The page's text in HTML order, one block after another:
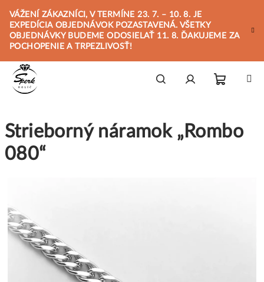
obsah
VÁŽENÍ ZÁKAZNÍCI, V TERMÍNE 23. 7. – 10. 8. JE
EXPEDÍCIA OBJEDNÁVOK POZASTAVENÁ. VŠETKY
OBJEDNÁVKY BUDEME ODOSIELAŤ 11. 8. ĎAKUJEME ZA
POCHOPENIE A TRPEZLIVOSŤ!
košík
Strieborný náramok „Rombo
080“